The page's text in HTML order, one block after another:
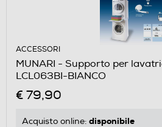
ACCESSORI
MUNARI - Supporto per
LCL063BI-BIANCO
€ 79,90
Acquisto online: disponibile